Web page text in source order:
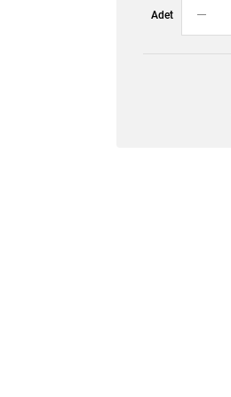
Adet